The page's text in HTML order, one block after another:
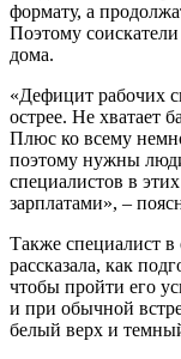
формату, а
Поэтому
дома.
«Дефицит рабочих
острее. Не хватает
Плюс ко всему
поэтому нужны
специалистов в
зарплатами», –
Также специалист в
рассказала, как
чтобы пройти его
и при обычной
белый верх и